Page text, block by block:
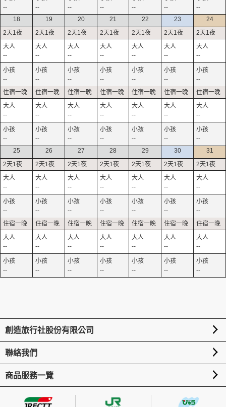
-- -- -- -- -- --
--
18
--
--
--
--
19
--
--
--
--
20
--
--
--
--
21
--
--
--
--
22
--
--
--
--
23
--
--
--
--
24
--
--
--
--
25
--
--
--
--
26
--
--
--
--
27
--
--
--
--
28
--
--
--
--
29
--
--
--
--
30
--
--
--
--
31
--
--
--
--
創造旅行社股份有限公司
聯絡我們
商品服務一覽